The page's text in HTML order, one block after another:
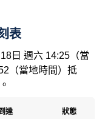
表
日 週六 14:25（當
（當地時間）抵
達 狀態